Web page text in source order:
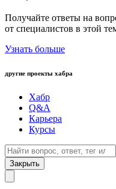
Получайте ответы на
от специалистов в этой
Узнать больше
другие проекты хабра
Хабр
Q&A
Карьера
Курсы
Закрыть